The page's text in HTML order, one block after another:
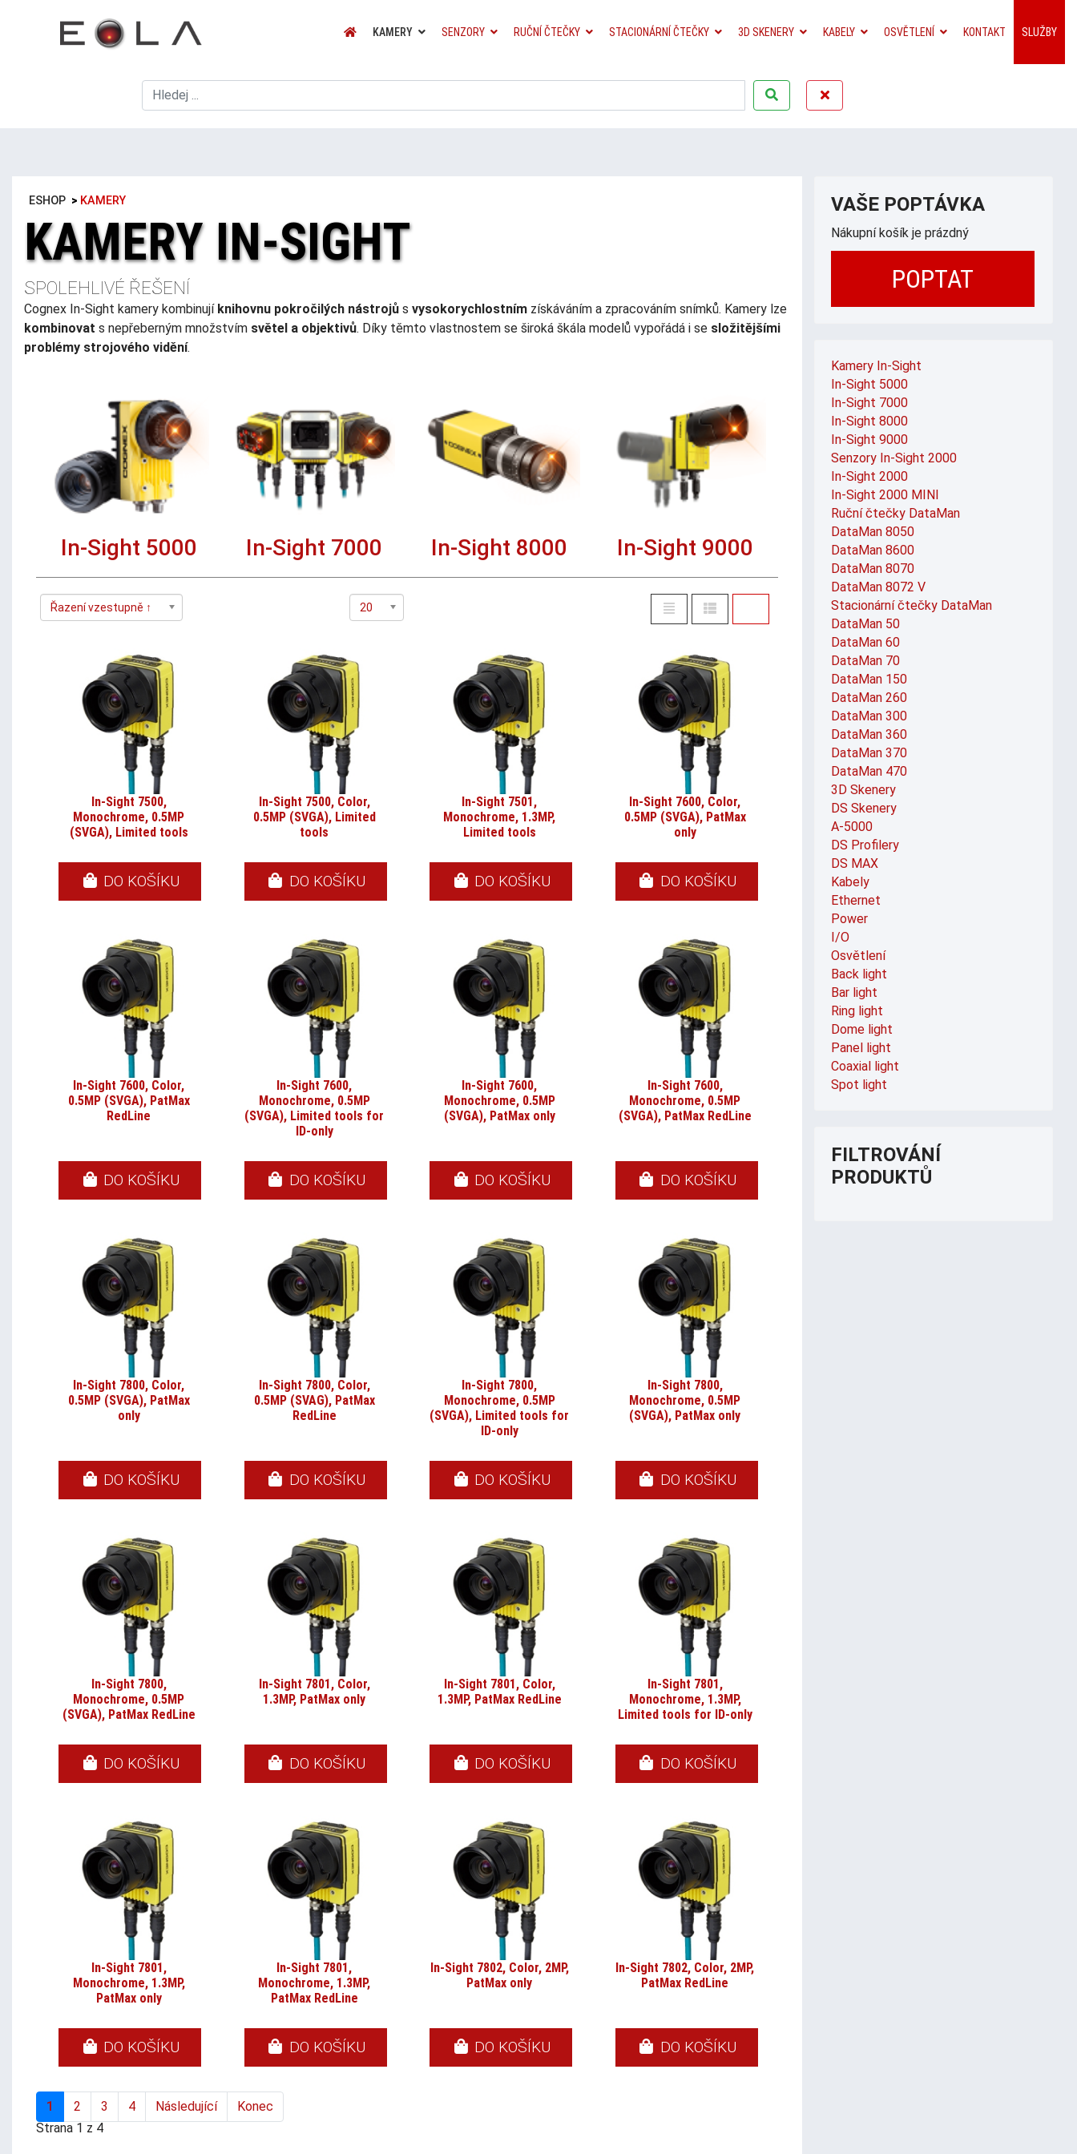
KAMERY SENZORY RUČNÍ ČTEČKY STACIONÁRNÍ ČTEČKY 3D SKENERY KABELY OSVĚTLENÍ KONTAKT SLUŽBY
ESHOP > KAMERY
KAMERY IN-SIGHT
SPOLEHLIVÉ ŘEŠENÍ
Cognex In-Sight kamery kombinují knihovnu pokročilých nástrojů s vysokorychlostním získáváním a zpracováním snímků. Kamery lze
kombinovat s nepřeberným množstvím světel a objektivů. Díky těmto vlastnostem se široká škála modelů vypořádá i se složitějšími
problémy strojového vidění.
In-Sight 5000 In-Sight 7000 In-Sight 8000 In-Sight 9000
Řazení vzestupně ↑ 20
In-Sight 7500,
Monochrome, 0.5MP
(SVGA), Limited tools
DO KOŠÍKU
In-Sight 7500, Color,
0.5MP (SVGA), Limited
tools
DO KOŠÍKU
In-Sight 7501,
Monochrome, 1.3MP,
Limited tools
DO KOŠÍKU
In-Sight 7600, Color,
0.5MP (SVGA), PatMax
only
DO KOŠÍKU
In-Sight 7600, Color,
0.5MP (SVGA), PatMax
RedLine
DO KOŠÍKU
In-Sight 7600,
Monochrome, 0.5MP
(SVGA), Limited tools for
ID-only
DO KOŠÍKU
In-Sight 7600,
Monochrome, 0.5MP
(SVGA), PatMax only
DO KOŠÍKU
In-Sight 7600,
Monochrome, 0.5MP
(SVGA), PatMax RedLine
DO KOŠÍKU
In-Sight 7800, Color,
0.5MP (SVGA), PatMax
only
DO KOŠÍKU
In-Sight 7800, Color,
0.5MP (SVAG), PatMax
RedLine
DO KOŠÍKU
In-Sight 7800,
Monochrome, 0.5MP
(SVGA), Limited tools for
ID-only
DO KOŠÍKU
In-Sight 7800,
Monochrome, 0.5MP
(SVGA), PatMax only
DO KOŠÍKU
In-Sight 7800,
Monochrome, 0.5MP
(SVGA), PatMax RedLine
DO KOŠÍKU
In-Sight 7801, Color,
1.3MP, PatMax only
DO KOŠÍKU
In-Sight 7801, Color,
1.3MP, PatMax RedLine
DO KOŠÍKU
In-Sight 7801,
Monochrome, 1.3MP,
Limited tools for ID-only
DO KOŠÍKU
In-Sight 7801,
Monochrome, 1.3MP,
PatMax only
DO KOŠÍKU
In-Sight 7801,
Monochrome, 1.3MP,
PatMax RedLine
DO KOŠÍKU
In-Sight 7802, Color, 2MP,
PatMax only
DO KOŠÍKU
In-Sight 7802, Color, 2MP,
PatMax RedLine
DO KOŠÍKU
1 2 3 4 Následující
Konec
Strana 1 z 4
VAŠE POPTÁVKA
Nákupní košík je prázdný
POPTAT
Kamery In-Sight
In-Sight 5000
In-Sight 7000
In-Sight 8000
In-Sight 9000
Senzory In-Sight 2000
In-Sight 2000
In-Sight 2000 MINI
Ruční čtečky DataMan
DataMan 8050
DataMan 8600
DataMan 8070
DataMan 8072 V
Stacionární čtečky DataMan
DataMan 50
DataMan 60
DataMan 70
DataMan 150
DataMan 260
DataMan 300
DataMan 360
DataMan 370
DataMan 470
3D Skenery
DS Skenery
A-5000
DS Profilery
DS MAX
Kabely
Ethernet
Power
I/O
Osvětlení
Back light
Bar light
Ring light
Dome light
Panel light
Coaxial light
Spot light
FILTROVÁNÍ
PRODUKTŮ